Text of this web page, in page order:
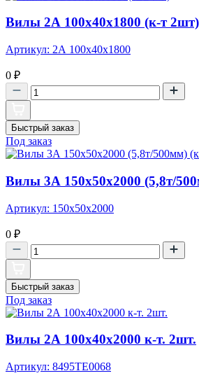
Вилы 2А 100х40х1800 (к-т 2шт)
Артикул: 2А 100х40х1800
0 ₽
Быстрый заказ
Под заказ
Вилы 3А 150х50х2000 (5,8т/
Артикул: 150х50х2000
0 ₽
Быстрый заказ
Под заказ
Вилы 2А 100х40х2000 к-т. 2шт.
Артикул: 8495TE0068